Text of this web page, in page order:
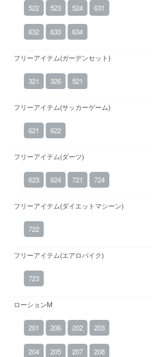
522 523 524 631
632 633 634
フリーアイテム(ガーデンセット)
321 326 521
フリーアイテム(サッカーゲーム)
621 622
フリーアイテム(ダーツ)
623 624 721 724
フリーアイテム(ダイエットマシーン)
722
フリーアイテム(エアロバイク)
723
ローションM
201 206 202 203
204 205 207 208